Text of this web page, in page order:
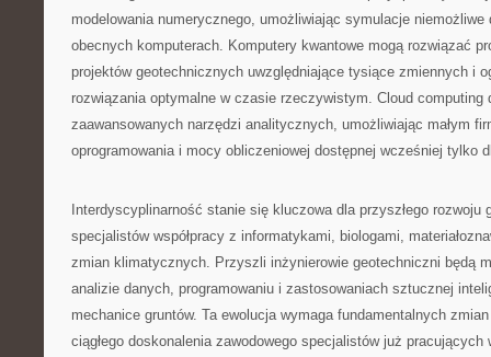
modelowania numerycznego, umożliwiając symulacje niemożliwe
obecnych komputerach. Komputery kwantowe mogą rozwiązać
projektów geotechnicznych uwzględniające tysiące zmiennych i
rozwiązania optymalne w czasie rzeczywistym. Cloud computing
zaawansowanych narzędzi analitycznych, umożliwiając małym
oprogramowania i mocy obliczeniowej dostępnej wcześniej tylko
Interdyscyplinarność stanie się kluczowa dla przyszłego rozwoju
specjalistów współpracy z informatykami, biologami,
zmian klimatycznych. Przyszli inżynierowie geotechniczni będą
analizie danych, programowaniu i zastosowaniach sztucznej
mechanice gruntów. Ta ewolucja wymaga fundamentalnych
ciągłego doskonalenia zawodowego specjalistów już pracujących